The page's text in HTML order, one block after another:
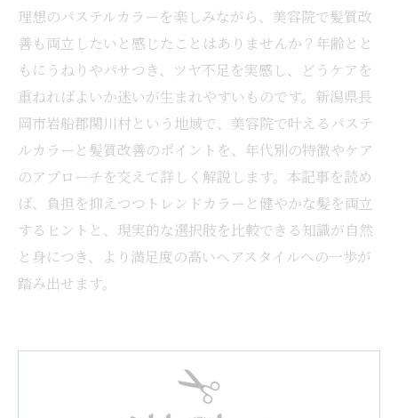
理想のパステルカラーを楽しみながら、美容院で髪質改
善も両立したいと感じたことはありませんか？年齢とと
もにうねりやパサつき、ツヤ不足を実感し、どうケアを
重ねればよいか迷いが生まれやすいものです。新潟県長
岡市岩船郡関川村という地域で、美容院で叶えるパステ
ルカラーと髪質改善のポイントを、年代別の特徴やケア
のアプローチを交えて詳しく解説します。本記事を読め
ば、負担を抑えつつトレンドカラーと健やかな髪を両立
するヒントと、現実的な選択肢を比較できる知識が自然
と身につき、より満足度の高いヘアスタイルへの一歩が
踏み出せます。